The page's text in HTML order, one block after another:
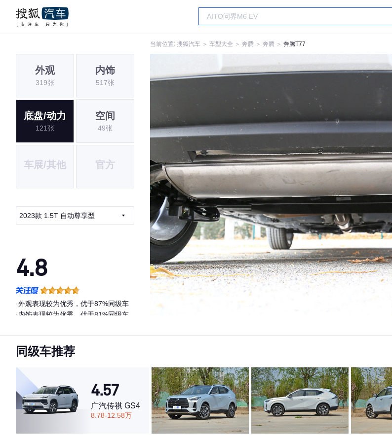
当前位置: 搜狐汽车 ＞ 车型大全 ＞ 奔腾 ＞ 奔腾 ＞ 奔腾T77
外观
319张
内饰
517张
底盘/动力
121张
空间
49张
车展/其他 官方
2023款 1.5T 自动尊享型
4.8
·外观表现较为优秀，优于87%同级车
·内饰表现较为优秀，优于81%同级车
同级车推荐
4.57
广汽传祺 GS4
8.78-12.58万